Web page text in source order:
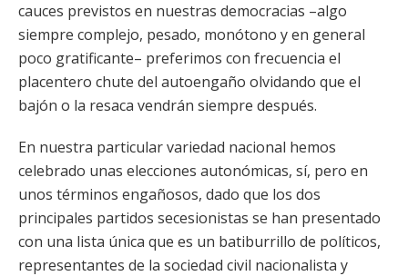
cauces previstos en nuestras democracias –algo
siempre complejo, pesado, monótono y en general
poco gratificante– preferimos con frecuencia el
placentero chute del autoengaño olvidando que el
bajón o la resaca vendrán siempre después.
En nuestra particular variedad nacional hemos
celebrado unas elecciones autonómicas, sí, pero en
unos términos engañosos, dado que los dos
principales partidos secesionistas se han presentado
con una lista única que es un batiburrillo de políticos,
representantes de la sociedad civil nacionalista y